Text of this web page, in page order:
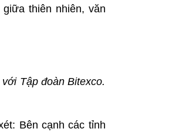
thiên nhiên, văn
Tập đoàn Bitexco.
Bên cạnh các tỉnh